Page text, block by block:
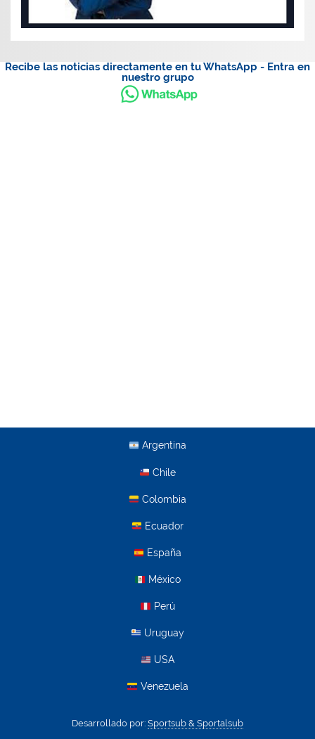
Recibe las noticias directamente en tu WhatsApp - Entra en
nuestro grupo
Argentina
Chile
Colombia
Ecuador
España
México
Perú
Uruguay
USA
Venezuela
Desarrollado por: Sportsub & Sportalsub